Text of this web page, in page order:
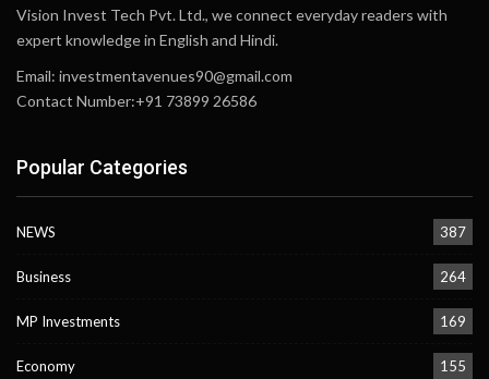
Vision Invest Tech Pvt. Ltd., we connect everyday readers with
expert knowledge in English and Hindi.
Email: investmentavenues90@gmail.com
Contact Number:+91 73899 26586
Popular Categories
NEWS 387
Business 264
MP Investments 169
Economy 155